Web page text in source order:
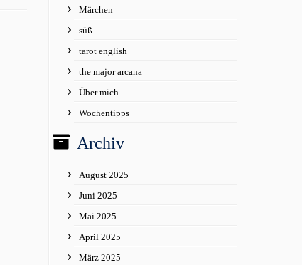
Märchen
süß
tarot english
the major arcana
Über mich
Wochentipps
Archiv
August 2025
Juni 2025
Mai 2025
April 2025
März 2025